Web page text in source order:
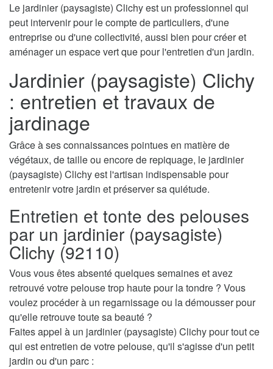
Le jardinier (paysagiste) Clichy est un professionnel qui
peut intervenir pour le compte de particuliers, d'une
entreprise ou d'une collectivité, aussi bien pour créer et
aménager un espace vert que pour l'entretien d'un jardin.
Jardinier (paysagiste) Clichy
: entretien et travaux de
jardinage
Grâce à ses connaissances pointues en matière de
végétaux, de taille ou encore de repiquage, le jardinier
(paysagiste) Clichy est l'artisan indispensable pour
entretenir votre jardin et préserver sa quiétude.
Entretien et tonte des pelouses
par un jardinier (paysagiste)
Clichy (92110)
Vous vous êtes absenté quelques semaines et avez
retrouvé votre pelouse trop haute pour la tondre ? Vous
voulez procéder à un regarnissage ou la démousser pour
qu'elle retrouve toute sa beauté ?
Faites appel à un jardinier (paysagiste) Clichy pour tout ce
qui est entretien de votre pelouse, qu'il s'agisse d'un petit
jardin ou d'un parc :